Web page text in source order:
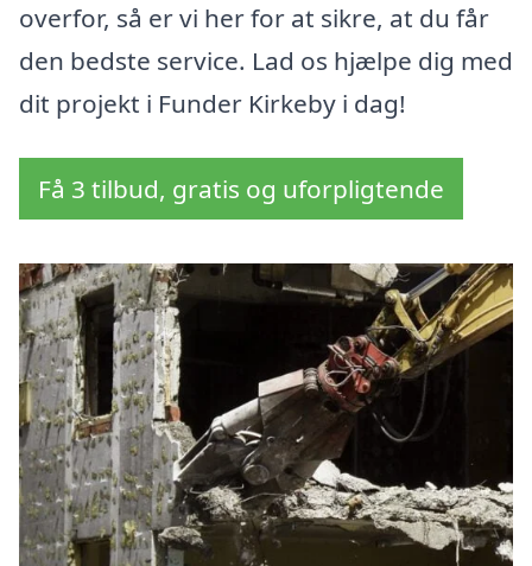
overfor, så er vi her for at sikre, at du får
den bedste service. Lad os hjælpe dig med
dit projekt i Funder Kirkeby i dag!
Få 3 tilbud, gratis og uforpligtende